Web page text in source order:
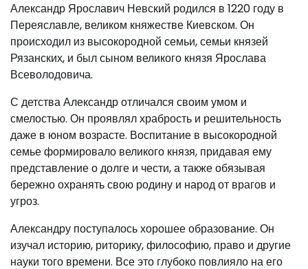
Александр Ярославич Невский родился в 1220 году в
Переяславле, великом княжестве Киевском. Он
происходил из высокородной семьи, семьи князей
Рязанских, и был сыном великого князя Ярослава
Всеволодовича.
С детства Александр отличался своим умом и
смелостью. Он проявлял храбрость и решительность
даже в юном возрасте. Воспитание в высокородной
семье формировало великого князя, придавая ему
представление о долге и чести, а также обязывая
бережно охранять свою родину и народ от врагов и
угроз.
Александру поступалось хорошее образование. Он
изучал историю, риторику, философию, право и другие
науки того времени. Все это глубоко повлияло на его